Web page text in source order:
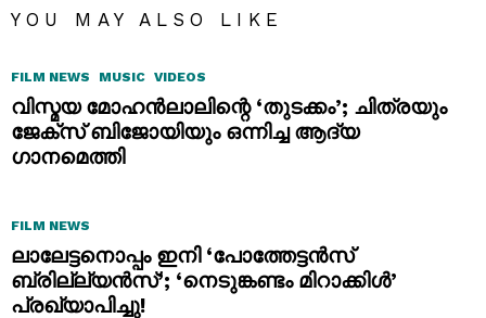
YOU MAY ALSO LIKE
FILM NEWS MUSIC VIDEOS
വിസ്മയ മോഹൻലാലിന്റെ ‘തുടക്കം’; ചിത്രയും
ജേക്സ് ബിജോയിയും ഒന്നിച്ച ആദ്യ
ഗാനമെത്തി
FILM NEWS
ലാലേട്ടനൊപ്പം ഇനി ‘പോത്തേട്ടൻസ്
ബ്രില്ല്യൻസ്’; ‘നെടുങ്കണ്ടം മിറാക്കിൾ’
പ്രഖ്യാപിച്ചു!